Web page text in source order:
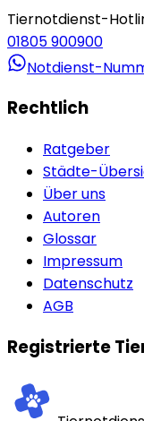
Tiernotdienst-
01805 900900
Notdienst-
Rechtlich
Ratgeber
Städte-
Über uns
Autoren
Glossar
Impressum
Datenschutz
AGB
Registrierte